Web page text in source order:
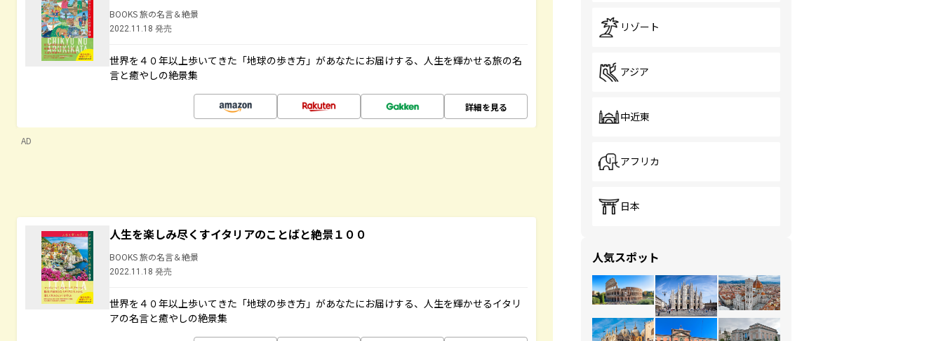
BOOKS 旅の名言＆絶景
2022.11.18 発売
世界を４０年以上歩いてきた「地球の歩き方」があなたにお届けする、人生を輝かせる旅の名
言と癒やしの絶景集
詳細を見る
AD
人生を楽しみ尽くすイタリアのことばと絶景１００
BOOKS 旅の名言＆絶景
2022.11.18 発売
世界を４０年以上歩いてきた「地球の歩き方」があなたにお届けする、人生を輝かせるイタリ
アの名言と癒やしの絶景集
リゾート
アジア
中近東
アフリカ
日本
人気スポット